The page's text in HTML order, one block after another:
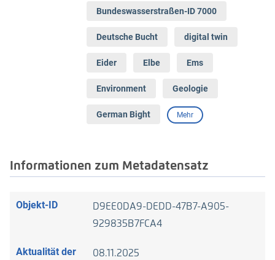
Bundeswasserstraßen-ID 7000
Deutsche Bucht digital twin
Eider Elbe Ems
Environment Geologie
German Bight Mehr
Informationen zum Metadatensatz
Objekt-ID
D9EE0DA9-DEDD-47B7-A905-
929835B7FCA4
Aktualität der
08.11.2025